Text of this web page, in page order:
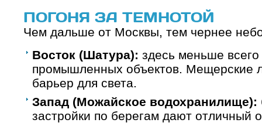
ПОГОНЯ ЗА ТЕМНОТОЙ
Чем дальше от Москвы, тем чернее
Восток (Шатура): здесь меньше
промышленных объектов. Мещерские
барьер для света.
Запад (Можайское водохранилище):
застройки по берегам дают отличный